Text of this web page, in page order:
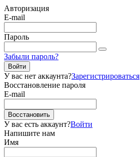
Авторизация
E-mail
Пароль
Забыли пароль?
Войти
У вас нет аккаунта?Зарегистрироваться
Восстановление пароля
E-mail
Восстановить
У вас есть аккаунт?Войти
Напишите нам
Имя